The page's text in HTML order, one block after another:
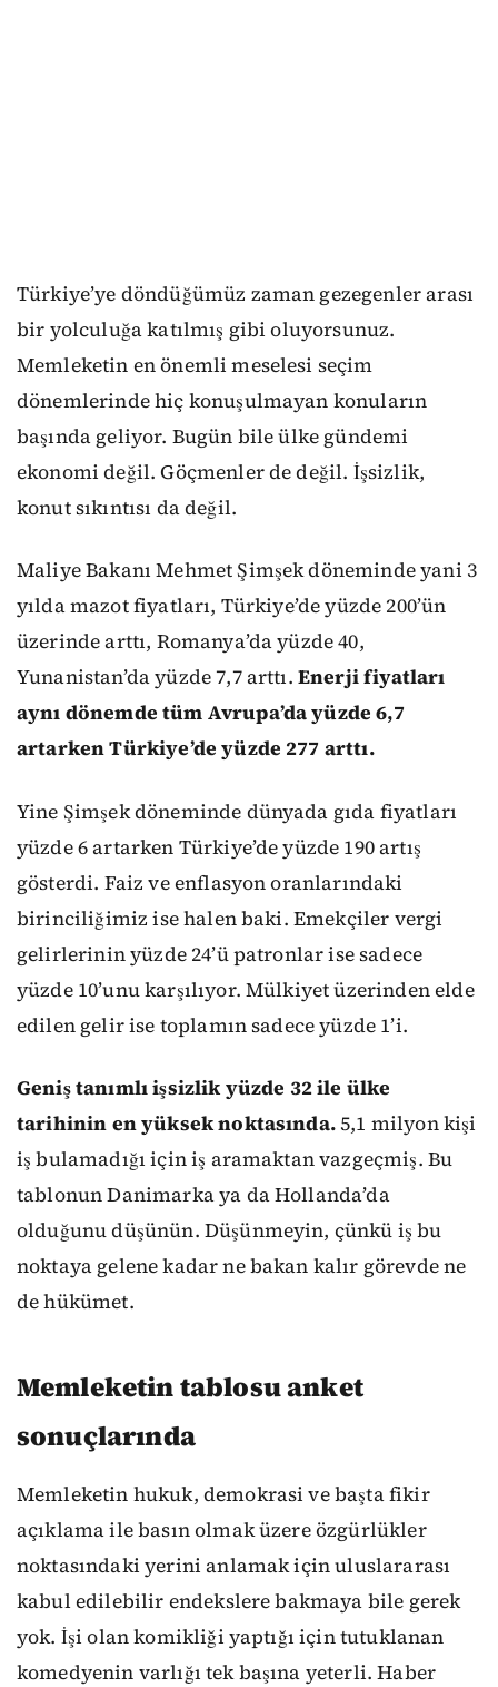
Türkiye’ye döndüğümüz zaman gezegenler arası
bir yolculuğa katılmış gibi oluyorsunuz.
Memleketin en önemli meselesi seçim
dönemlerinde hiç konuşulmayan konuların
başında geliyor. Bugün bile ülke gündemi
ekonomi değil. Göçmenler de değil. İşsizlik,
konut sıkıntısı da değil.
Maliye Bakanı Mehmet Şimşek döneminde yani 3
yılda mazot fiyatları, Türkiye’de yüzde 200’ün
üzerinde arttı, Romanya’da yüzde 40,
Yunanistan’da yüzde 7,7 arttı. Enerji fiyatları
aynı dönemde tüm Avrupa’da yüzde 6,7
artarken Türkiye’de yüzde 277 arttı.
Yine Şimşek döneminde dünyada gıda fiyatları
yüzde 6 artarken Türkiye’de yüzde 190 artış
gösterdi. Faiz ve enflasyon oranlarındaki
birinciliğimiz ise halen baki. Emekçiler vergi
gelirlerinin yüzde 24’ü patronlar ise sadece
yüzde 10’unu karşılıyor. Mülkiyet üzerinden elde
edilen gelir ise toplamın sadece yüzde 1’i.
Geniş tanımlı işsizlik yüzde 32 ile ülke
tarihinin en yüksek noktasında.5,1 milyon kişi
iş bulamadığı için iş aramaktan vazgeçmiş. Bu
tablonun Danimarka ya da Hollanda’da
olduğunu düşünün. Düşünmeyin, çünkü iş bu
noktaya gelene kadar ne bakan kalır görevde ne
de hükümet.
Memleketin tablosu anket
sonuçlarında
Memleketin hukuk, demokrasi ve başta fikir
açıklama ile basın olmak üzere özgürlükler
noktasındaki yerini anlamak için uluslararası
kabul edilebilir endekslere bakmaya bile gerek
yok. İşi olan komikliği yaptığı için tutuklanan
komedyenin varlığı tek başına yeterli. Haber